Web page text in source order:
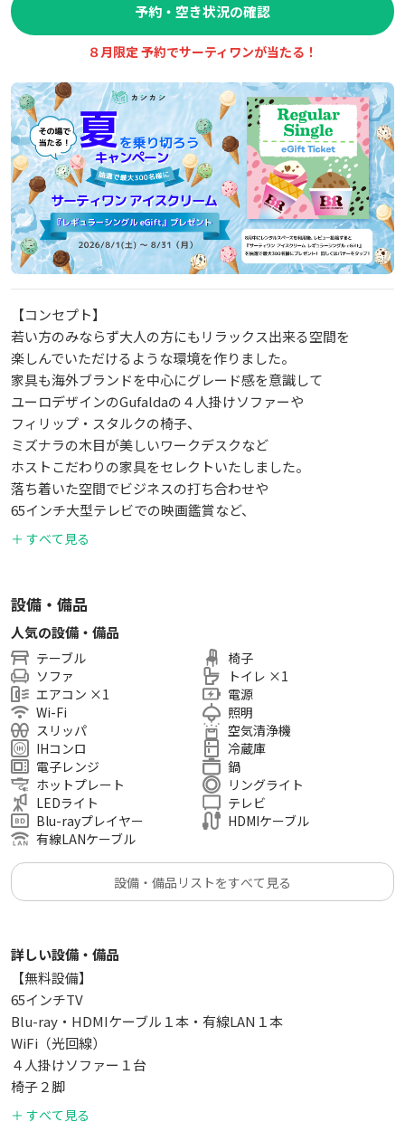
予約・空き状況の確認
８月限定 予約でサーティワンが当たる！
【コンセプト】
若い方のみならず大人の方にもリラックス出来る空間を
楽しんでいただけるような環境を作りました。
家具も海外ブランドを中心にグレード感を意識して
ユーロデザインのGufaldaの４人掛けソファーや
フィリップ・スタルクの椅子、
ミズナラの木目が美しいワークデスクなど
ホストこだわりの家具をセレクトいたしました。
落ち着いた空間でビジネスの打ち合わせや
65インチ大型テレビでの映画鑑賞など、
ゆったりとした時間をお過ごしください。
＋ すべて見る
設備・備品
人気の設備・備品
テーブル
ソファ
エアコン ×1
Wi-Fi
スリッパ
IHコンロ
電子レンジ
ホットプレート
LEDライト
Blu-rayプレイヤー
有線LANケーブル
椅子
トイレ ×1
電源
照明
空気清浄機
冷蔵庫
鍋
リングライト
テレビ
HDMIケーブル
設備・備品リストをすべて見る
詳しい設備・備品
【無料設備】
65インチTV
Blu-ray・HDMIケーブル１本・有線LAN１本
WiFi（光回線）
４人掛けソファー１台
椅子２脚
スツール５脚
＋ すべて見る